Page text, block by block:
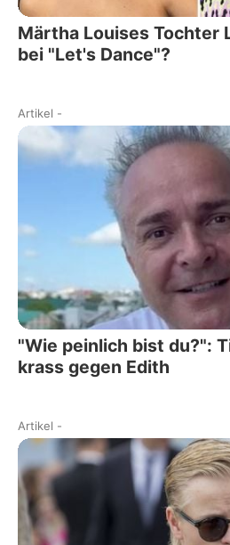
Märtha Louises Tochter
bei "Let's Dance"?
Artikel -
"Wie peinlich bist du?":
krass gegen Edith
Artikel -